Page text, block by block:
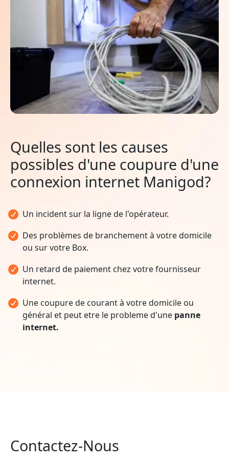
Quelles sont les causes
possibles d'une coupure d'une
connexion internet Manigod?
Un incident sur la ligne de l'opérateur.
Des problèmes de branchement à votre domicile
ou sur votre Box.
Un retard de paiement chez votre fournisseur
internet.
Une coupure de courant à votre domicile ou
général et peut etre le probleme d'une panne
internet.
Contactez-Nous